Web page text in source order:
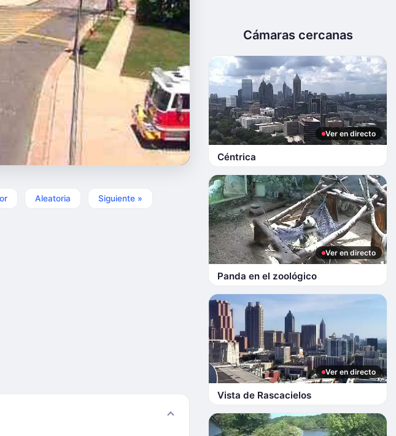
Aleatoria Siguiente »
Cámaras cercanas
Ver en directo
Céntrica
Ver en directo
Panda en el zoológico
Ver en directo
Vista de Rascacielos